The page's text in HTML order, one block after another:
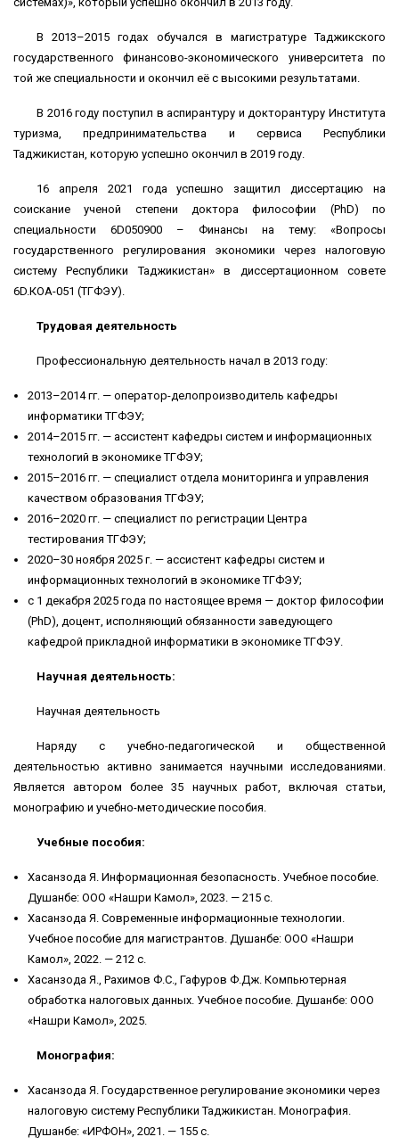
В 2013–2015 годах обучался в магистратуре Таджикского
государственного финансово-экономического университета по
той же специальности и окончил её с высокими результатами.
В 2016 году поступил в аспирантуру и докторантуру Института
туризма, предпринимательства и сервиса Республики
Таджикистан, которую успешно окончил в 2019 году.
16 апреля 2021 года успешно защитил диссертацию на
соискание ученой степени доктора философии (PhD) по
специальности 6D050900 – Финансы на тему: «Вопросы
государственного регулирования экономики через налоговую
систему Республики Таджикистан» в диссертационном совете
6D.КОА-051 (ТГФЭУ).
Трудовая деятельность
Профессиональную деятельность начал в 2013 году:
2013–2014 гг. — оператор-делопроизводитель кафедры
информатики ТГФЭУ;
2014–2015 гг. — ассистент кафедры систем и информационных
технологий в экономике ТГФЭУ;
2015–2016 гг. — специалист отдела мониторинга и управления
качеством образования ТГФЭУ;
2016–2020 гг. — специалист по регистрации Центра
тестирования ТГФЭУ;
2020–30 ноября 2025 г. — ассистент кафедры систем и
информационных технологий в экономике ТГФЭУ;
с 1 декабря 2025 года по настоящее время — доктор философии
(PhD), доцент, исполняющий обязанности заведующего
кафедрой прикладной информатики в экономике ТГФЭУ.
Научная деятельность:
Научная деятельность
Наряду с учебно-педагогической и общественной
деятельностью активно занимается научными исследованиями.
Является автором более 35 научных работ, включая статьи,
монографию и учебно-методические пособия.
Учебные пособия:
Хасанзода Я. Информационная безопасность. Учебное пособие.
Душанбе: ООО «Нашри Камол», 2023. — 215 с.
Хасанзода Я. Современные информационные технологии.
Учебное пособие для магистрантов. Душанбе: ООО «Нашри
Камол», 2022. — 212 с.
Хасанзода Я., Рахимов Ф.С., Гафуров Ф.Дж. Компьютерная
обработка налоговых данных. Учебное пособие. Душанбе: ООО
«Нашри Камол», 2025.
Монография:
Хасанзода Я. Государственное регулирование экономики через
налоговую систему Республики Таджикистан. Монография.
Душанбе: «ИРФОН», 2021. — 155 с.